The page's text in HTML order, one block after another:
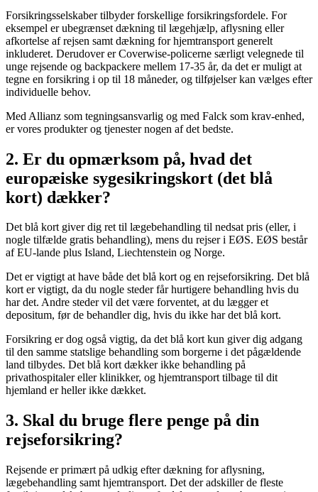
Forsikringsselskaber tilbyder forskellige forsikringsfordele. For
eksempel er ubegrænset dækning til lægehjælp, aflysning eller
afkortelse af rejsen samt dækning for hjemtransport generelt
inkluderet. Derudover er Coverwise-policerne særligt velegnede til
unge rejsende og backpackere mellem 17-35 år, da det er muligt at
tegne en forsikring i op til 18 måneder, og tilføjelser kan vælges efter
individuelle behov.
Med Allianz som tegningsansvarlig og med Falck som krav-enhed,
er vores produkter og tjenester nogen af det bedste.
2. Er du opmærksom på, hvad det
europæiske sygesikringskort (det blå
kort) dækker?
Det blå kort giver dig ret til lægebehandling til nedsat pris (eller, i
nogle tilfælde gratis behandling), mens du rejser i EØS. EØS består
af EU-lande plus Island, Liechtenstein og Norge.
Det er vigtigt at have både det blå kort og en rejseforsikring. Det blå
kort er vigtigt, da du nogle steder får hurtigere behandling hvis du
har det. Andre steder vil det være forventet, at du lægger et
depositum, før de behandler dig, hvis du ikke har det blå kort.
Forsikring er dog også vigtig, da det blå kort kun giver dig adgang
til den samme statslige behandling som borgerne i det pågældende
land tilbydes. Det blå kort dækker ikke behandling på
privathospitaler eller klinikker, og hjemtransport tilbage til dit
hjemland er heller ikke dækket.
3. Skal du bruge flere penge på din
rejseforsikring?
Rejsende er primært på udkig efter dækning for aflysning,
lægebehandling samt hjemtransport. Det der adskiller de fleste